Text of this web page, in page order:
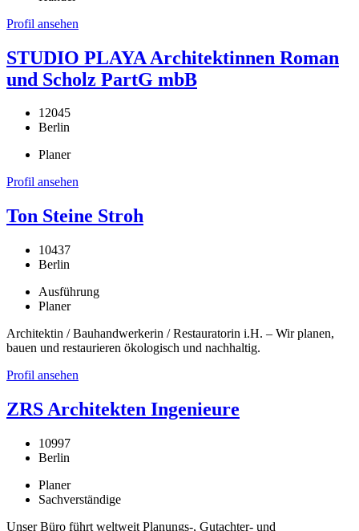
Profil ansehen
STUDIO PLAYA Architektinnen Roman
und Scholz PartG mbB
12045
Berlin
Planer
Profil ansehen
Ton Steine Stroh
10437
Berlin
Ausführung
Planer
Architektin / Bauhandwerkerin / Restauratorin i.H. – Wir planen,
bauen und restaurieren ökologisch und nachhaltig.
Profil ansehen
ZRS Architekten Ingenieure
10997
Berlin
Planer
Sachverständige
Unser Büro führt weltweit Planungs-, Gutachter- und